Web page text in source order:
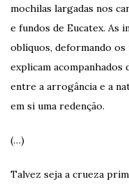
mochilas largadas nos
e fundos de Eucatex. As
oblíquos, deformando
explicam acompanhados
entre a arrogância e a
em si uma redenção.
(…)
Talvez seja a crueza